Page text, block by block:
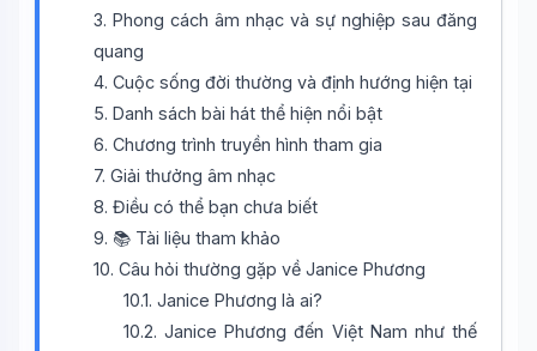
3. Phong cách âm nhạc và sự nghiệp sau đăng
quang
4. Cuộc sống đời thường và định hướng hiện tại
5. Danh sách bài hát thể hiện nổi bật
6. Chương trình truyền hình tham gia
7. Giải thưởng âm nhạc
8. Điều có thể bạn chưa biết
9. 📚 Tài liệu tham khảo
10. Câu hỏi thường gặp về Janice Phương
10.1. Janice Phương là ai?
10.2. Janice Phương đến Việt Nam như thế